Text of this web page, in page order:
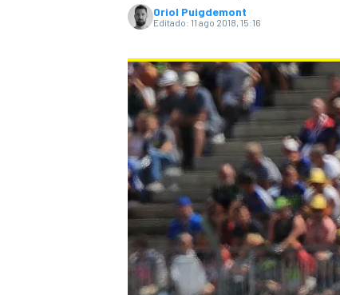
Oriol Puigdemont
Editado: 11 ago 2018, 15:16